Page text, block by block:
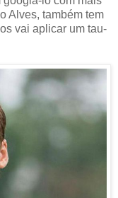
Alves, também tem
vai aplicar um tau-